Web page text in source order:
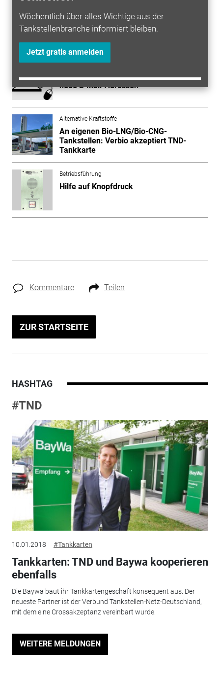
Wöchentlich über alles Wichtige aus der
Tankstellenbranche informiert bleiben.
Jetzt gratis anmelden
Wir bitten, diesen Fehler zu entschuldigen.
Tankstelle
Erinnerung: Wir haben (nicht ganz so)
neue E-Mail-Adressen
Alternative Kraftstoffe
An eigenen Bio-LNG/Bio-CNG-
Tankstellen: Verbio akzeptiert TND-
Tankkarte
Betriebsführung
Hilfe auf Knopfdruck
Kommentare Teilen
ZUR STARTSEITE
HASHTAG
#TND
10.01.2018 #Tankkarten
Tankkarten: TND und Baywa kooperieren
ebenfalls
Die Baywa baut ihr Tankkartengeschäft konsequent aus. Der
neueste Partner ist der Verbund Tankstellen-Netz-Deutschland,
mit dem eine Crossakzeptanz vereinbart wurde.
WEITERE MELDUNGEN